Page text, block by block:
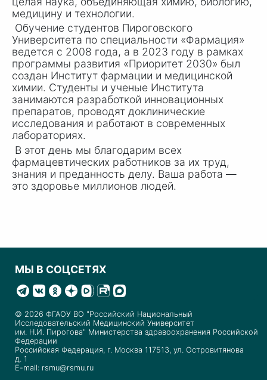
медицину и технологии.
Обучение студентов Пироговского
Университета по специальности «Фармация»
ведется с 2008 года, а в 2023 году в рамках
программы развития «Приоритет 2030» был
создан Институт фармации и медицинской
химии. Студенты и ученые Института
занимаются разработкой инновационных
препаратов, проводят доклинические
исследования и работают в современных
лабораториях.
В этот день мы благодарим всех
фармацевтических работников за их труд,
знания и преданность делу. Ваша работа —
это здоровье миллионов людей.
МЫ В СОЦСЕТЯХ
© 2026 ФГАОУ ВО "Российский Национальный
Исследовательский Медицинский Университет
им. Н.И. Пирогова" Министерства здравоохранения Российской
Федерации
Российская Федерация, г. Москва 117513, ул. Островитянова
д. 1
E-mail: rsmu@rsmu.ru